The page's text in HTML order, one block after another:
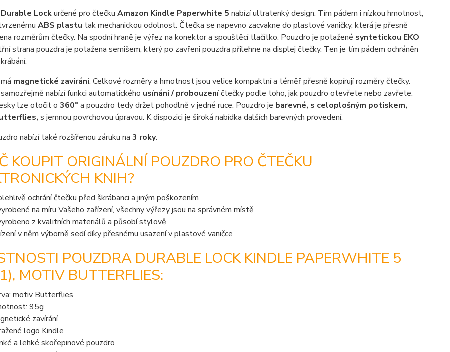
Durable Lockurčené pro čtečku Amazon Kindle Paperwhite 5 nabízí ultratenký design. Tím pádem i nízkou hmotnost,
ABS plastu tak mechanickou odolnost. Čtečka se napevno zacvakne do plastové vaničky, která je přesně
rozměrům čtečky. Na spodní hraně je výřez na konektor a spouštěcí tlačítko. Pouzdro je potažené syntetickou EKO
strana pouzdra je potažena semišem, který po zavřeni pouzdra přilehne na displej čtečky. Ten je tím pádem ochráněn
magnetické zavírání. Celkové rozměry a hmotnost jsou velice kompaktní a téměř přesně kopírují rozměry čtečky.
nabízí funkci automatického usínání / probouzeníčtečky podle toho, jak pouzdro otevřete nebo zavřete.
lze otočit o 360° a pouzdro tedy držet pohodlně v jedné ruce. Pouzdro je barevné, s celoplošným potiskem,
s jemnou povrchovou úpravou. K dispozici je široká nabídka dalších barevných provedení.
nabízí také rozšířenou záruku na 3 roky.
KOUPIT ORIGINÁLNÍ POUZDRO PRO ČTEČKU
KNIH?
ochrání čtečku před škrábanci a jiným poškozením
na míru Vašeho zařízení, všechny výřezy jsou na správném místě
z kvalitních materiálů a působí stylově
v něm výborně sedí díky přesnému usazení v plastové vaničce
POUZDRA DURABLE LOCK KINDLE PAPERWHITE 5
MOTIV BUTTERFLIES:
motiv Butterflies
95g
zavírání
logo Kindle
a lehké skořepinové pouzdro